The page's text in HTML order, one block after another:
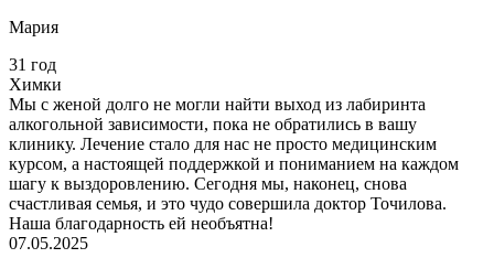
Мария
31 год
Химки
Мы с женой долго не могли найти выход из лабиринта
алкогольной зависимости, пока не обратились в вашу
клинику. Лечение стало для нас не просто медицинским
курсом, а настоящей поддержкой и пониманием на каждом
шагу к выздоровлению. Сегодня мы, наконец, снова
счастливая семья, и это чудо совершила доктор Точилова.
Наша благодарность ей необъятна!
07.05.2025